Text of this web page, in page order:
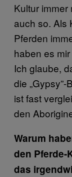
Kultur
auch so. Als
Pferden
haben es
Ich glaube,
die
ist fast
den
Warum
den Pferde-
das